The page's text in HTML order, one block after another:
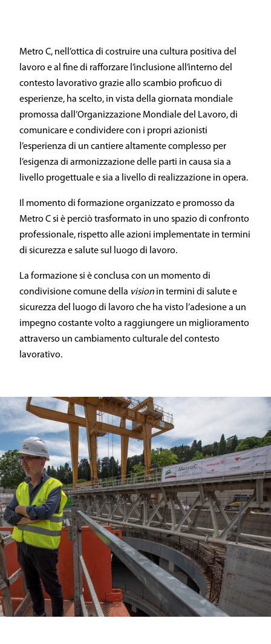
Metro C, nell’ottica di costruire una cultura positiva del
lavoro e al fine di rafforzare l’inclusione all’interno del
contesto lavorativo grazie allo scambio proficuo di
esperienze, ha scelto, in vista della giornata mondiale
promossa dall’Organizzazione Mondiale del Lavoro, di
comunicare e condividere con i propri azionisti
l’esperienza di un cantiere altamente complesso per
l’esigenza di armonizzazione delle parti in causa sia a
livello progettuale e sia a livello di realizzazione in opera.
Il momento di formazione organizzato e promosso da
Metro C si è perciò trasformato in uno spazio di confronto
professionale, rispetto alle azioni implementate in termini
di sicurezza e salute sul luogo di lavoro.
La formazione si è conclusa con un momento di
condivisione comune della vision in termini di salute e
sicurezza del luogo di lavoro che ha visto l’adesione a un
impegno costante volto a raggiungere un miglioramento
attraverso un cambiamento culturale del contesto
lavorativo.